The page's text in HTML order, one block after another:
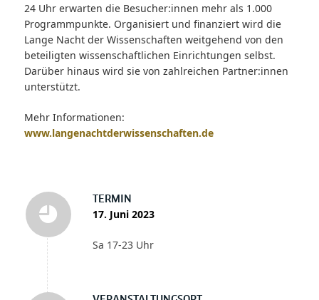
TERMIN
17. Juni 2023
Sa 17-23 Uhr
24 Uhr erwarten die Besucher:innen mehr als 1.000
Programmpunkte. Organisiert und finanziert wird die
Lange Nacht der Wissenschaften weitgehend von den
beteiligten wissenschaftlichen Einrichtungen selbst.
Darüber hinaus wird sie von zahlreichen Partner:innen
unterstützt.
Mehr Informationen:
www.langenachtderwissenschaften.de